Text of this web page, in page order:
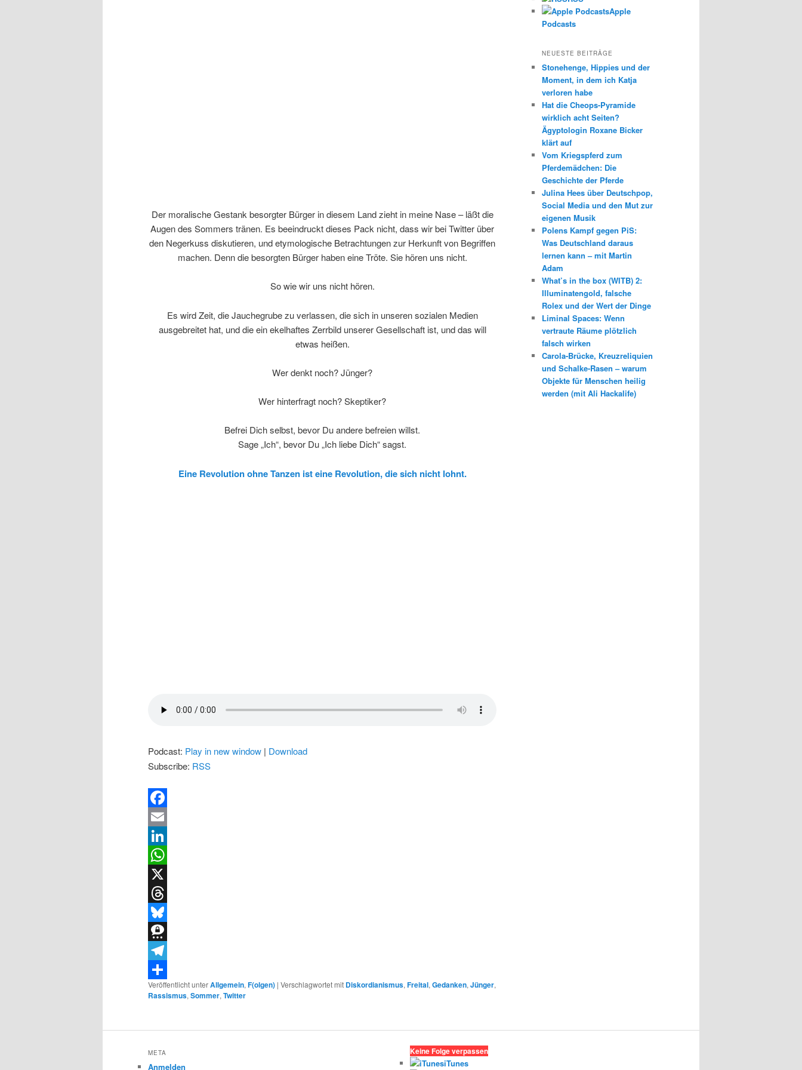
Der moralische Gestank besorgter Bürger in diesem Land zieht in meine Nase – läßt die
Augen des Sommers tränen. Es beeindruckt dieses Pack nicht, dass wir bei Twitter über
den Negerkuss diskutieren, und etymologische Betrachtungen zur Herkunft von Begriffen
machen. Denn die besorgten Bürger haben eine Tröte. Sie hören uns nicht.
So wie wir uns nicht hören.
Es wird Zeit, die Jauchegrube zu verlassen, die sich in unseren sozialen Medien
ausgebreitet hat, und die ein ekelhaftes Zerrbild unserer Gesellschaft ist, und das will
etwas heißen.
Wer denkt noch? Jünger?
Wer hinterfragt noch? Skeptiker?
Befrei Dich selbst, bevor Du andere befreien willst.
Sage „Ich“, bevor Du „Ich liebe Dich“ sagst.
Eine Revolution ohne Tanzen ist eine Revolution, die sich nicht lohnt.
Podcast: Play in new window | Download
Subscribe: RSS
Facebook
Email
LinkedIn
WhatsApp
X
Threads
Bluesky
Threema
Telegram
Teilen
Veröffentlicht unterAllgemein, F(olgen) | Verschlagwortet mit Diskordianismus, Freital, Gedanken, Jünger,
Rassismus, Sommer, Twitter
Apple
Podcasts
NEUESTE BEITRÄGE
Stonehenge, Hippies und der
Moment, in dem ich Katja
verloren habe
Hat die Cheops-Pyramide
wirklich acht Seiten?
Ägyptologin Roxane Bicker
klärt auf
Vom Kriegspferd zum
Pferdemädchen: Die
Geschichte der Pferde
Julina Hees über Deutschpop,
Social Media und den Mut zur
eigenen Musik
Polens Kampf gegen PiS:
Was Deutschland daraus
lernen kann – mit Martin
Adam
What’s in the box (WITB) 2:
Illuminatengold, falsche
Rolex und der Wert der Dinge
Liminal Spaces: Wenn
vertraute Räume plötzlich
falsch wirken
Carola-Brücke, Kreuzreliquien
und Schalke-Rasen – warum
Objekte für Menschen heilig
werden (mit Ali Hackalife)
META
Anmelden
Keine Folge verpassen
iTunes